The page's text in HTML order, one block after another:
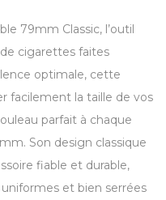
79mm Classic, l’outil
cigarettes faites
optimale, cette
facilement la taille de vos
parfait à chaque
Son design classique
fiable et durable,
et bien serrées